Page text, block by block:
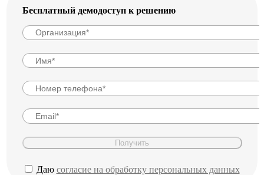
Бесплатный демодоступ к решению
Получить
Даю согласие на обработку персональных данных